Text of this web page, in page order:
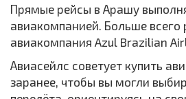
Прямые рейсы в Арашу
авиакомпанией. Больше всего
авиакомпания Azul Brazilian
Авиасейлс советует купить
заранее, чтобы вы могли